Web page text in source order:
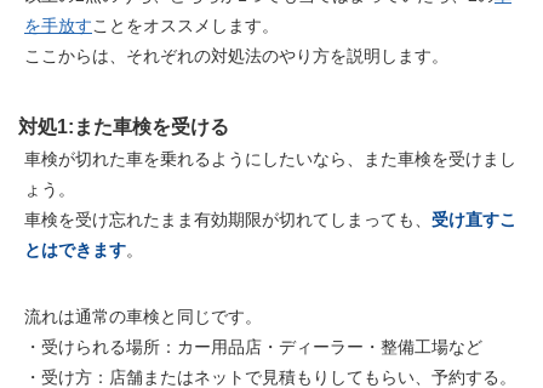
を手放すことをオススメします。
ここからは、それぞれの対処法のやり方を説明します。
対処1:また車検を受ける
車検が切れた車を乗れるようにしたいなら、また車検を受けまし
ょう。
車検を受け忘れたまま有効期限が切れてしまっても、 受け直すこ
とはできます。
流れは通常の車検と同じです。
・受けられる場所：カー用品店・ディーラー・整備工場など
・受け方：店舗またはネットで見積もりしてもらい、予約する。